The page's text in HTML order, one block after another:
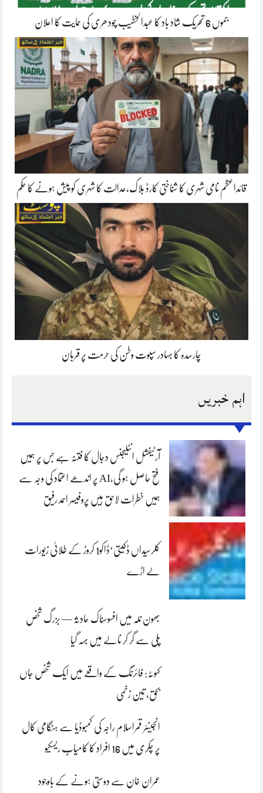
جموں 6 تحریک شاد باد کا عبدالخطیب چودھری کی حمایت کا اعلان
قائداعظم نامی شہری کا شناختی کارڈ بلاک،عدالت کا شہری کو پیش ہونے کا حکم
چارسدہ کا بہادر سپوت وطن کی حرمت پر قربان
اہم خبریں
آرٹیفشل انٹلیجنس دجال کا فتنہ ہے جس پر ہمیں
فتح حاصل ہو گی،AI پر اندھے اعتماد کی وجہ سے
ہمیں خطرات لاحق ہیں پروفیسر احمد رفیق
کلرسیداں ڈکیتی‘ڈاکو1 کروڑ کے طلائی زیورات
لے اڑے
بھون نلہ میں افسوسناک حادثہ — بزرگ شخص
پلی سے گر کر نالے میں بہہ گیا
کہوٹہ: فائرنگ کے واقعے میں ایک شخص جاں
بحق، تین زخمی
انجینئر قمراسلام راجہ کی کمبوڈیا سے ہنگامی کال
پر چکری میں 16 افراد کا کامیاب ریسکیو
عمران خان سے دوستی ہونے کے باوجود